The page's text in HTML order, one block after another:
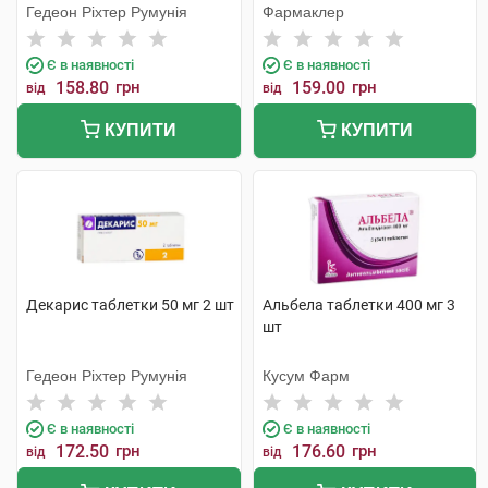
Гедеон Ріхтер Румунія
Є в наявності
від 158.80 грн
КУПИТИ
Фармаклер
Є в наявності
від 159.00 грн
КУПИТИ
Декарис таблетки 50 мг 2 шт
Гедеон Ріхтер Румунія
Є в наявності
від 172.50 грн
Альбела таблетки 400 мг 3
шт
Кусум Фарм
Є в наявності
від 176.60 грн